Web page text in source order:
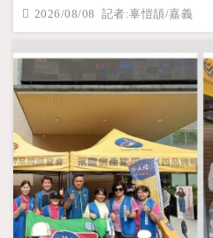
2026/08/08 記者:辜愷頡/嘉義